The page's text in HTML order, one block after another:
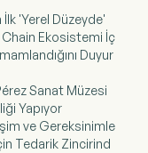
'Yerel Düzeyde'
Chain Ekosistemi İç
Duyur
Sanat Müzesi
Yapıyor
ve Gereksinimle
Tedarik Zincirind